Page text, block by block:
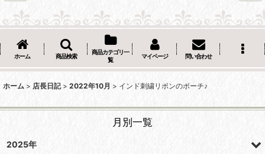
ホーム 商品検索
商品カテゴリ一
覧
マイページ 問い合わせ
ホーム > 店長日記 > 2022年10月 > インド刺繍リボンのポーチ♪
月別一覧
2025年